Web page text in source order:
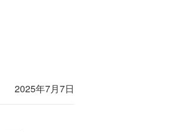
2025年7月7日